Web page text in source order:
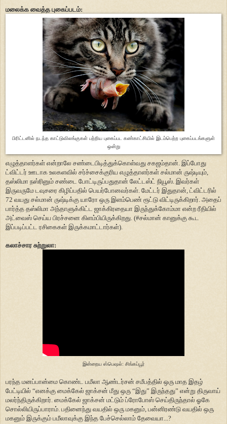
மலைக்க வைத்த புகைப்படம்:
பிரிட்டனில் நடந்த காட்டுவிலங்குகள் பற்றிய புகைப்பட கண்காட்சியில் இடம்பெற்ற புகைப்படங்களுள்
ஒன்று
எழுத்தாளர்கள் என்றாலே சண்டைபிடித்துக்கொள்வது சகஜம்தான். இப்போது
ட்விட்டர் ஊடாக உலகளவில் சர்ச்சைக்குரிய எழுத்தாளர்கள் சல்மான் ருஷ்டியும்,
தஸ்லிமா நஸ்ரினும் சண்டை போட்டிருப்பதுதான் லேட்டஸ்ட் நியூஸ். இவர்கள்
இருவருமே டவுசரை கிழிப்பதில் பெயர்போனவர்கள். மேட்டர் இதுதான், ட்விட்டரில்
72 வயது சல்மான் ருஷ்டிக்கு யாரோ ஒரு இளம்பெண் ரூட்டு விட்டிருக்கிறார். அதைப்
பார்த்த தஸ்லிமா அந்தாளுக்கிட்ட ஜாக்கிரதையா இருந்துக்கோம்மா என்ற ரீதியில்
அட்வைஸ் செய்ய பிரச்சனை கிளம்பியிருக்கிறது. (#சல்மான் கானுக்கு கூட
இப்படிப்பட்ட ரசிகைகள் இருக்கமாட்டார்கள்).
கலாச்சார சுற்றுலா:
இன்றைய ஸ்பெஷல்: சிங்கப்பூர்
பரந்த மனப்பான்மை கொண்ட பமீலா ஆண்டர்சன் சமீபத்தில் ஒரு மாத இதழ்
பேட்டியில் “எனக்கு மைக்கேல் ஜாக்சன் மீது ஒரு “இது” இருந்தது” என்று திருவாய்
மலர்ந்திருக்கிறார். மைக்கேல் ஜாக்சன் மட்டும் ப்ரோபோஸ் செய்திருந்தால் ஓகே
சொல்லியிருப்பாராம். பதினைந்து வயதில் ஒரு மகனும், பன்னிரண்டு வயதில் ஒரு
மகனும் இருக்கும் பமீலாவுக்கு இந்த பேச்செல்லாம் தேவையா...?